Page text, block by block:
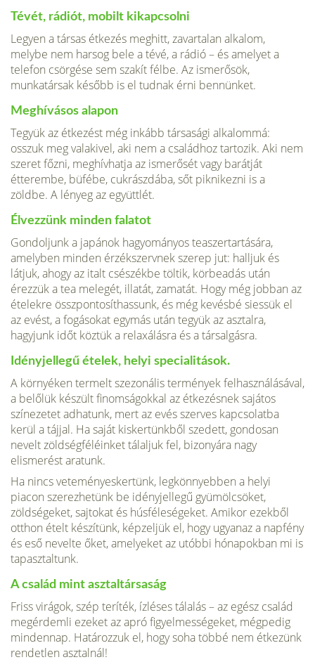
Tévét, rádiót, mobilt kikapcsolni
Legyen a társas étkezés meghitt, zavartalan alkalom,
melybe nem harsog bele a tévé, a rádió – és amelyet a
telefon csörgése sem szakít félbe. Az ismerősök,
munkatársak később is el tudnak érni bennünket.
Meghívásos alapon
Tegyük az étkezést még inkább társasági alkalommá:
osszuk meg valakivel, aki nem a családhoz tartozik. Aki nem
szeret főzni, meghívhatja az ismerősét vagy barátját
étterembe, büfébe, cukrászdába, sőt piknikezni is a
zöldbe. A lényeg az együttlét.
Élvezzünk minden falatot
Gondoljunk a japánok hagyományos teaszertartására,
amelyben minden érzékszervnek szerep jut: halljuk és
látjuk, ahogy az italt csészékbe töltik, körbeadás után
érezzük a tea melegét, illatát, zamatát. Hogy még jobban az
ételekre összpontosíthassunk, és még kevésbé siessük el
az evést, a fogásokat egymás után tegyük az asztalra,
hagyjunk időt köztük a relaxálásra és a társalgásra.
Idényjellegű ételek, helyi specialitások.
A környéken termelt szezonális termények felhasználásával,
a belőlük készült finomságokkal az étkezésnek sajátos
színezetet adhatunk, mert az evés szerves kapcsolatba
kerül a tájjal. Ha saját kiskertünkből szedett, gondosan
nevelt zöldségféléinket tálaljuk fel, bizonyára nagy
elismerést aratunk.
Ha nincs veteményeskertünk, legkönnyebben a helyi
piacon szerezhetünk be idényjellegű gyümölcsöket,
zöldségeket, sajtokat és húsféleségeket. Amikor ezekből
otthon ételt készítünk, képzeljük el, hogy ugyanaz a napfény
és eső nevelte őket, amelyeket az utóbbi hónapokban mi is
tapasztaltunk.
A család mint asztaltársaság
Friss virágok, szép teríték, ízléses tálalás – az egész család
megérdemli ezeket az apró figyelmességeket, mégpedig
mindennap. Határozzuk el, hogy soha többé nem étkezünk
rendetlen asztalnál!